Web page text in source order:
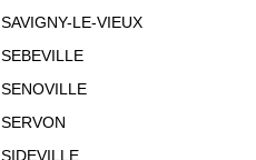
SAVIGNY-LE-VIEUX
SEBEVILLE
SENOVILLE
SERVON
SIDEVILLE